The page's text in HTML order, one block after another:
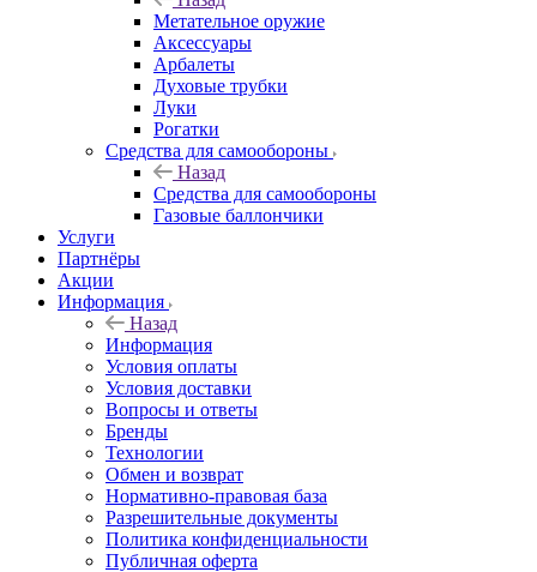
Метательное оружие
Аксессуары
Арбалеты
Духовые трубки
Луки
Рогатки
Средства для самообороны
Назад
Средства для самообороны
Газовые баллончики
Услуги
Партнёры
Акции
Информация
Назад
Информация
Условия оплаты
Условия доставки
Вопросы и ответы
Бренды
Технологии
Обмен и возврат
Нормативно-правовая база
Разрешительные документы
Политика конфиденциальности
Публичная оферта